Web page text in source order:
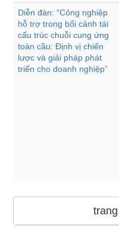
Diễn đàn: “Công nghiệp
hỗ trợ trong bối cảnh tái
cấu trúc chuỗi cung ứng
toàn cầu: Định vị chiến
lược và giải pháp phát
triển cho doanh nghiệp”